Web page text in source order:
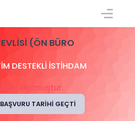
GIRIŞ/KAYIT
(ÖN BÜRO
DESTEKLİ İSTİHDAM
dolmuştur.
BAŞVURU TARIHI GEÇTI